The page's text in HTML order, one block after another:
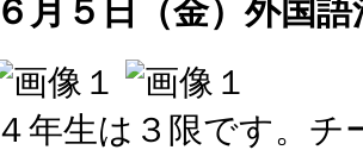
６月５日（金）外国
４年生は３限です。